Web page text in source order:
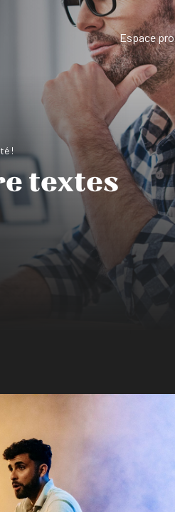
Espace pro
!
textes